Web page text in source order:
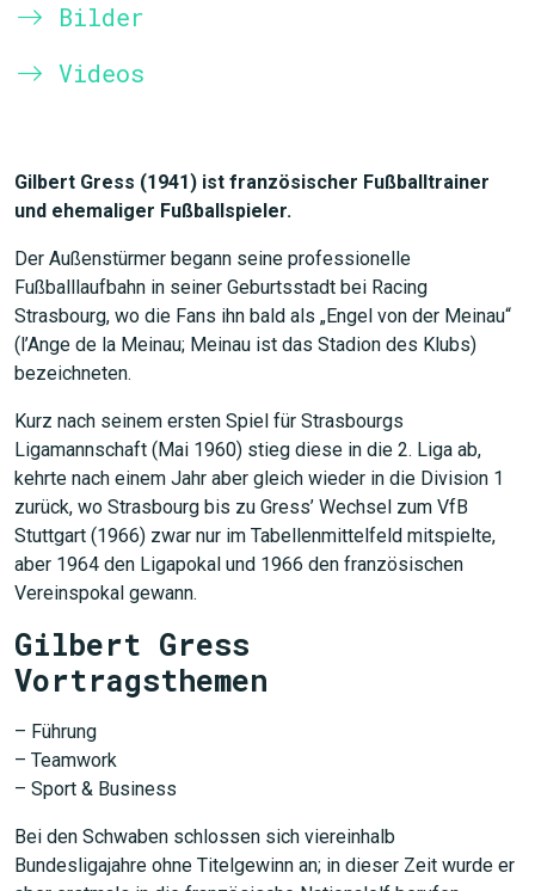
Bilder
Videos
Gilbert Gress (1941) ist französischer Fußballtrainer
und ehemaliger Fußballspieler.
Der Außenstürmer begann seine professionelle
Fußballlaufbahn in seiner Geburtsstadt bei Racing
Strasbourg, wo die Fans ihn bald als „Engel von der Meinau“
(l’Ange de la Meinau; Meinau ist das Stadion des Klubs)
bezeichneten.
Kurz nach seinem ersten Spiel für Strasbourgs
Ligamannschaft (Mai 1960) stieg diese in die 2. Liga ab,
kehrte nach einem Jahr aber gleich wieder in die Division 1
zurück, wo Strasbourg bis zu Gress’ Wechsel zum VfB
Stuttgart (1966) zwar nur im Tabellenmittelfeld mitspielte,
aber 1964 den Ligapokal und 1966 den französischen
Vereinspokal gewann.
Gilbert Gress
Vortragsthemen
– Führung
– Teamwork
– Sport & Business
Bei den Schwaben schlossen sich viereinhalb
Bundesligajahre ohne Titelgewinn an; in dieser Zeit wurde er